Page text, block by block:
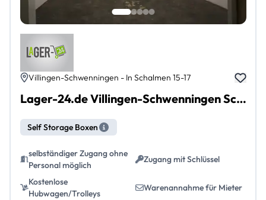
Villingen-Schwenningen - In Schalmen 15-17
Lager-24.de Villingen-Schwenningen Schwenningen
Self Storage Boxen
selbständiger Zugang ohne
Personal möglich
Zugang mit Schlüssel
Kostenlose
Hubwagen/Trolleys
Warenannahme für Mieter